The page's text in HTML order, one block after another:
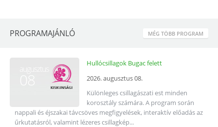
PROGRAMAJÁNLÓ MÉG TÖBB PROGRAM
augusztus
08
Hullócsillagok Bugac felett
2026. augusztus 08.
Különleges csillagászati est minden
korosztály számára. A program során
nappali és éjszakai távcsöves megfigyelések, interaktív előadás az
űrkutatásról, valamint lézeres csillagkép...